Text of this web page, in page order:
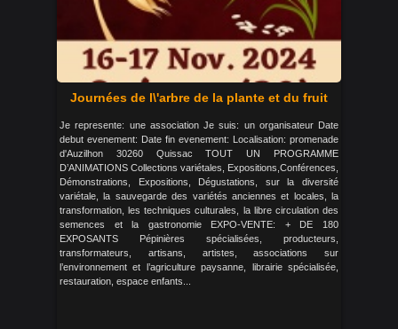
Journées de l\'arbre de la plante et du fruit
Je represente: une association Je suis: un organisateur Date
debut evenement: Date fin evenement: Localisation: promenade
d'Auzilhon 30260 Quissac TOUT UN PROGRAMME
D’ANIMATIONS Collections variétales, Expositions,Conférences,
Démonstrations, Expositions, Dégustations, sur la diversité
variétale, la sauvegarde des variétés anciennes et locales, la
transformation, les techniques culturales, la libre circulation des
semences et la gastronomie EXPO-VENTE: + DE 180
EXPOSANTS Pépinières spécialisées, producteurs,
transformateurs, artisans, artistes, associations sur
l’environnement et l’agriculture paysanne, librairie spécialisée,
restauration, espace enfants...